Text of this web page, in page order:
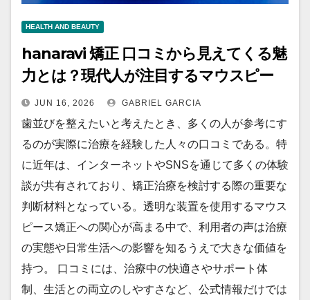
HEALTH AND BEAUTY
hanaravi 矯正 口コミから見えてくる魅
力とは？現代人が注目するマウスピー
ス矯正の新たな価値
JUN 16, 2026 GABRIEL GARCIA
歯並びを整えたいと考えたとき、多くの人が参考にす
るのが実際に治療を経験した人々の口コミである。特
に近年は、インターネットやSNSを通じて多くの体験
談が共有されており、矯正治療を検討する際の重要な
判断材料となっている。透明な装置を使用するマウス
ピース矯正への関心が高まる中で、利用者の声は治療
の実態や日常生活への影響を知るうえで大きな価値を
持つ。 口コミには、治療中の快適さやサポート体
制、生活との両立のしやすさなど、公式情報だけでは